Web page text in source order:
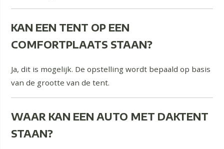
KAN EEN TENT OP EEN
COMFORTPLAATS STAAN?
Ja, dit is mogelijk. De opstelling wordt bepaald op basis
van de grootte van de tent.
WAAR KAN EEN AUTO MET DAKTENT
STAAN?